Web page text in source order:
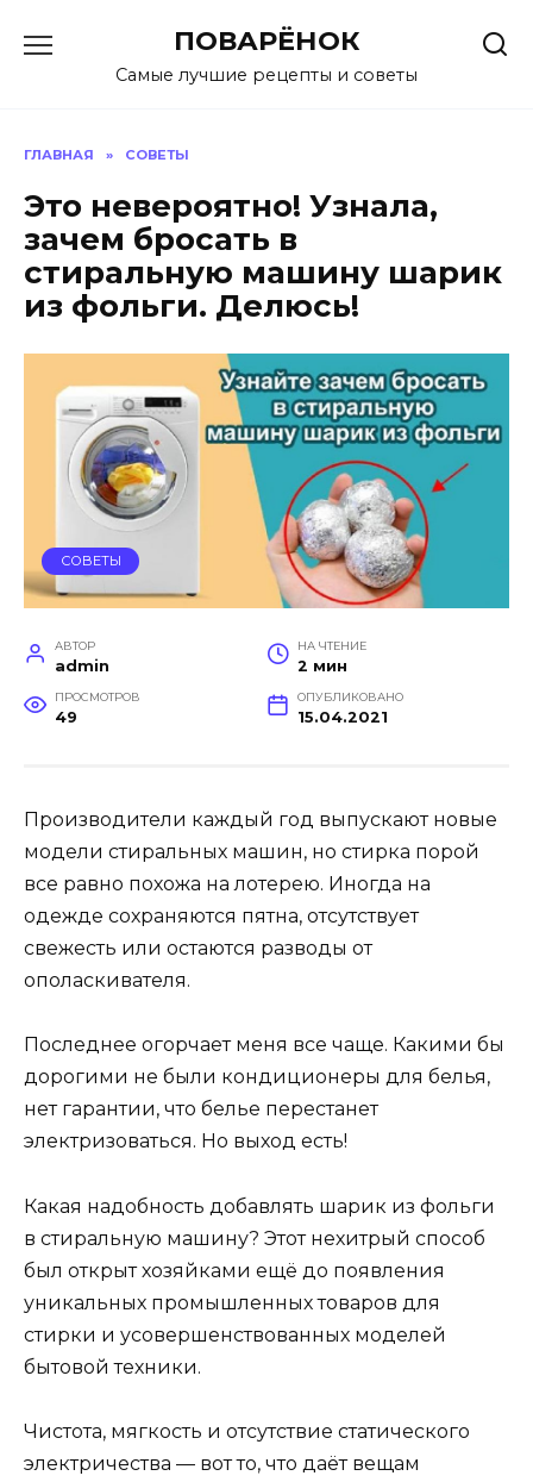
содержанию
ПОВАРЁНОК
Самые лучшие рецепты и советы
ГЛАВНАЯ » СОВЕТЫ
Это невероятно! Узнала,
зачем бросать в
стиральную машину шарик
из фольги. Делюсь!
СОВЕТЫ
АВТОР
admin
НА ЧТЕНИЕ
2 мин
ПРОСМОТРОВ
49
ОПУБЛИКОВАНО
15.04.2021
Производители каждый год выпускают новые
модели стиральных машин, но стирка порой
все равно похожа на лотерею. Иногда на
одежде сохраняются пятна, отсутствует
свежесть или остаются разводы от
ополаскивателя.
Последнее огорчает меня все чаще. Какими бы
дорогими не были кондиционеры для белья,
нет гарантии, что белье перестанет
электризоваться. Но выход есть!
Какая надобность добавлять шарик из фольги
в стиральную машину? Этот нехитрый способ
был открыт хозяйками ещё до появления
уникальных промышленных товаров для
стирки и усовершенствованных моделей
бытовой техники.
Чистота, мягкость и отсутствие статического
электричества — вот то, что даёт вещам